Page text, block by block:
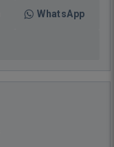
WhatsApp